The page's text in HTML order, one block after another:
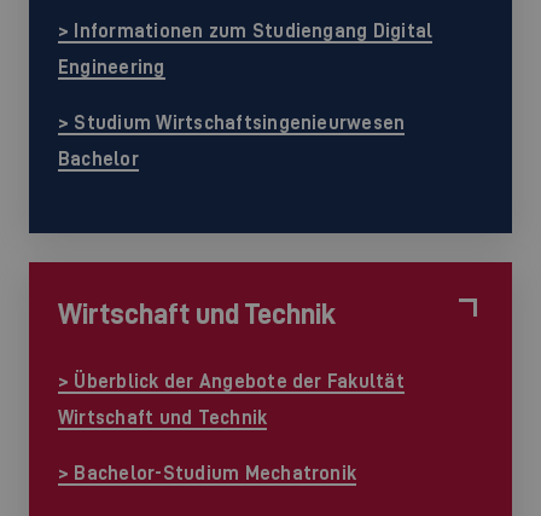
> Informationen zum Studiengang Digital
Engineering
> Studium Wirtschaftsingenieurwesen
Bachelor
Wirtschaft und Technik
> Überblick der Angebote der Fakultät
Wirtschaft und Technik
> Bachelor-Studium Mechatronik